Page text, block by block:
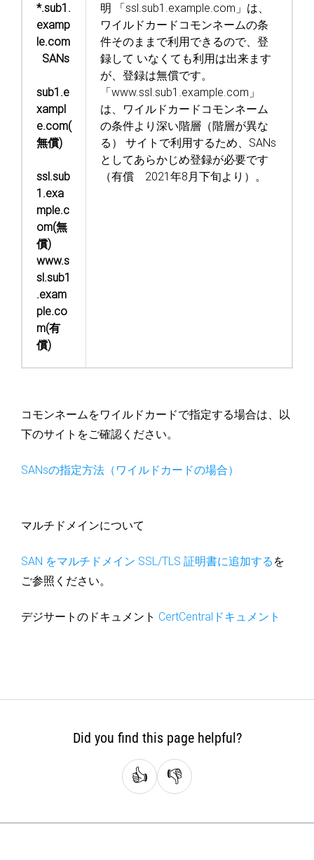
*.sub1.
examp
le.com
SANs
sub1.e
xampl
e.com(
無償)
ssl.sub
1.exa
mple.c
om(無
償)
www.s
sl.sub1
.exam
ple.co
m(有
償)
明 「ssl.sub1.example.com」は、
ワイルドカードコモンネームの条
件そのままで利用できるので、登
録して いなくても利用は出来ます
が、登録は無償です。
「www.ssl.sub1.example.com」
は、ワイルドカードコモンネーム
の条件より深い階層（階層が異な
る）
サイトで利用するため、SANs
としてあらかじめ登録が必要です
（有償 2021年8月下旬より）。
コモンネームをワイルドカードで指定する場合は、以
下のサイトをご確認ください。
SANsの指定方法（ワイルドカードの場合）
マルチドメインについて
SAN をマルチドメイン SSL/TLS 証明書に追加する を
ご参照ください。
デジサートのドキュメント CertCentralドキュメント
Did you find this page helpful?
👍 👎